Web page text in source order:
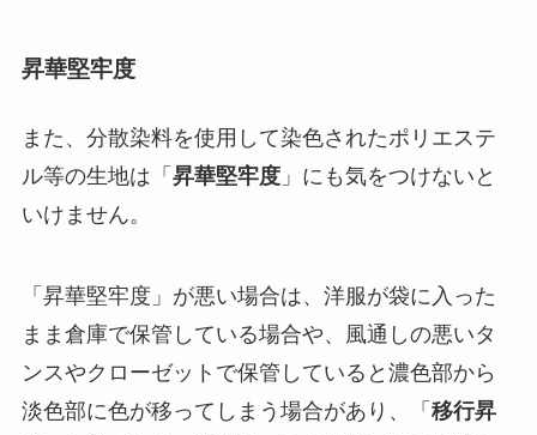
昇華堅牢度
また、分散染料を使用して染色されたポリエステ
ル等の生地は「 昇華堅牢度」にも気をつけないと
いけません。
「昇華堅牢度」が悪い場合は、洋服が袋に入った
まま倉庫で保管している場合や、風通しの悪いタ
ンスやクローゼットで保管していると濃色部から
淡色部に色が移ってしまう場合があり、「 移行昇